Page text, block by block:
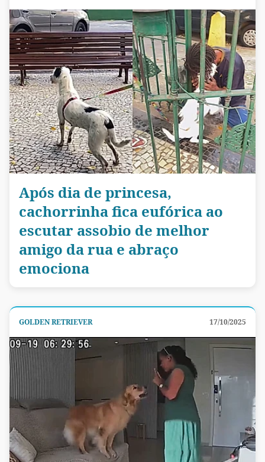
Após dia de princesa,
cachorrinha fica eufórica ao
escutar assobio de melhor
amigo da rua e abraço
emociona
GOLDEN RETRIEVER 17/10/2025